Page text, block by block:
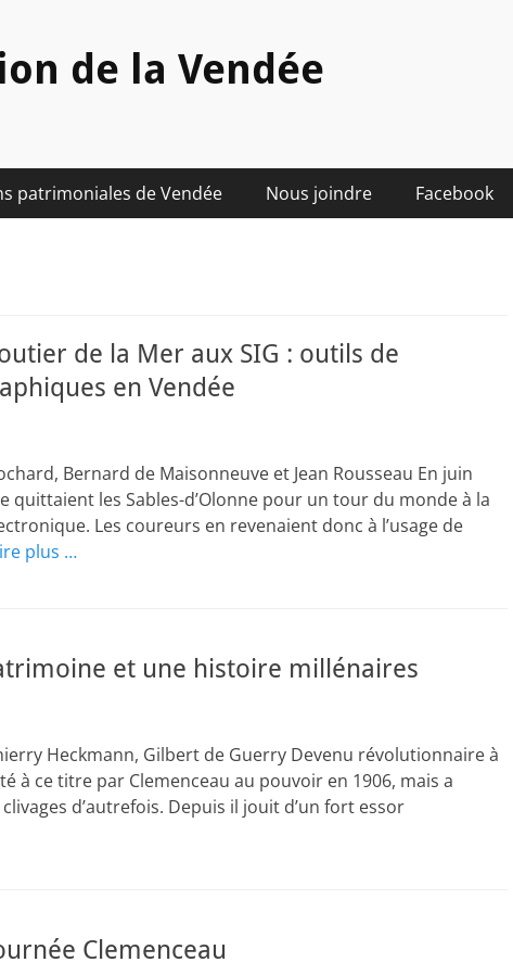
de la Vendée
patrimoniales de Vendée Nous joindre Facebook
de la Mer aux SIG : outils de
en Vendée
Bernard de Maisonneuve et Jean Rousseau En juin
quittaient les Sables-d’Olonne pour un tour du monde à la
Les coureurs en revenaient donc à l’usage de
plus …
et une histoire millénaires
Heckmann, Gilbert de Guerry Devenu révolutionnaire à
à ce titre par Clemenceau au pouvoir en 1906, mais a
d’autrefois. Depuis il jouit d’un fort essor
Clemenceau